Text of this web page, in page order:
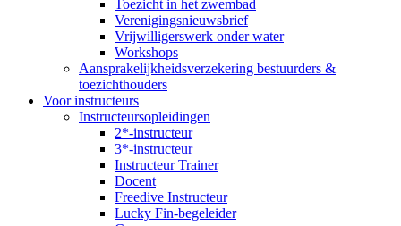
Toezicht in het zwembad
Verenigingsnieuwsbrief
Vrijwilligerswerk onder water
Workshops
Aansprakelijkheidsverzekering bestuurders &
toezichthouders
Voor instructeurs
Instructeursopleidingen
2*-instructeur
3*-instructeur
Instructeur Trainer
Docent
Freedive Instructeur
Lucky Fin-begeleider